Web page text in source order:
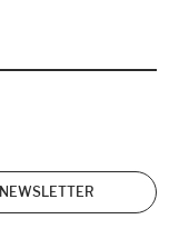
NEWSLETTER